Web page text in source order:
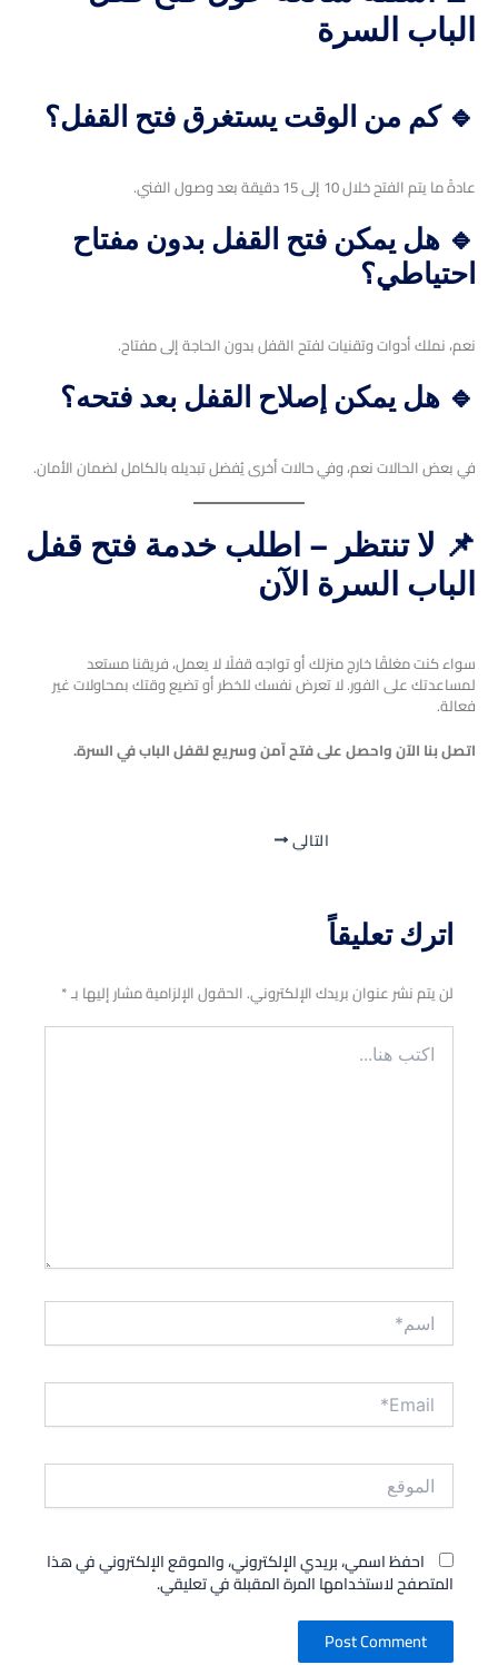
الباب السرة
🔹 كم من الوقت يستغرق فتح القفل؟
عادةً ما يتم الفتح خلال 10 إلى 15 دقيقة بعد وصول الفني.
🔹 هل يمكن فتح القفل بدون مفتاح
احتياطي؟
نعم، نملك أدوات وتقنيات لفتح القفل بدون الحاجة إلى مفتاح.
🔹 هل يمكن إصلاح القفل بعد فتحه؟
في بعض الحالات نعم، وفي حالات أخرى يُفضل تبديله بالكامل لضمان الأمان.
📌 لا تنتظر – اطلب خدمة فتح قفل
الباب السرة الآن
سواء كنت مغلقًا خارج منزلك أو تواجه قفلًا لا يعمل، فريقنا مستعد
لمساعدتك على الفور. لا تعرض نفسك للخطر أو تضيع وقتك بمحاولات غير
فعالة.
اتصل بنا الآن واحصل على فتح آمن وسريع لقفل الباب في السرة.
التالي
اترك تعليقاً
لن يتم نشر عنوان بريدك الإلكتروني. الحقول الإلزامية مشار إليها بـ*
اكتب
هنا...
اسم*
Email*
الموقع
احفظ اسمي، بريدي الإلكتروني، والموقع الإلكتروني في هذا
المتصفح لاستخدامها المرة المقبلة في تعليقي.